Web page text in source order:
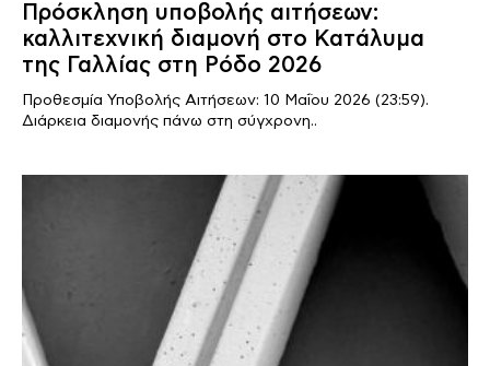
Πρόσκληση υποβολής αιτήσεων:
καλλιτεχνική διαμονή στο Κατάλυμα
της Γαλλίας στη Ρόδο 2026
Προθεσμία Υποβολής Αιτήσεων: 10 Μαΐου 2026 (23:59).
Διάρκεια διαμονής πάνω στη σύγχρονη..